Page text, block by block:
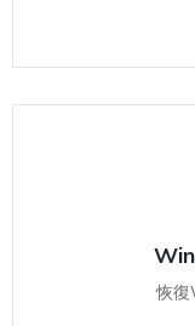
恢復